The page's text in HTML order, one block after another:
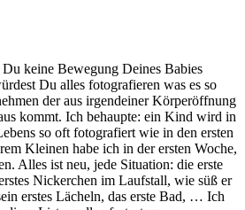
keine Bewegung Deines Babies
Du alles fotografieren was es so
der aus irgendeiner Körperöffnung
kommt. Ich behaupte: ein Kind wird in
so oft fotografiert wie in den ersten
Kleinen habe ich in der ersten Woche,
Alles ist neu, jede Situation: die erste
Nickerchen im Laufstall, wie süß er
erstes Lächeln, das erste Bad, … Ich